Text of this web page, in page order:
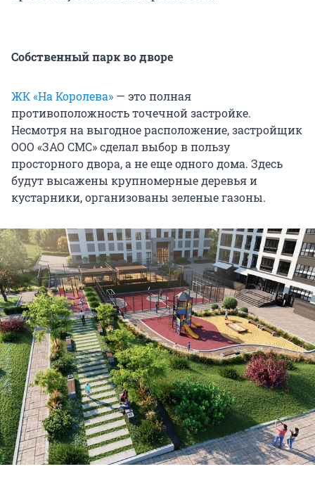
Собственный парк во дворе
ЖК «На Королева» — это полная
противоположность точечной застройке.
Несмотря на выгодное расположение, застройщик
ООО «ЗАО СМС» сделал выбор в пользу
просторного двора, а не еще одного дома. Здесь
будут высажены крупномерные деревья и
кустарники, организованы зеленые газоны.